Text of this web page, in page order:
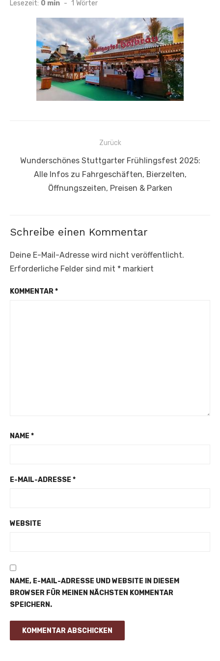
Lesezeit: 0 min - 1 Wörter
Beitragsnavigation
Zurück
Vorheriger
Beitrag:
Wunderschönes Stuttgarter Frühlingsfest 2025:
Alle Infos zu Fahrgeschäften, Bierzelten,
Öffnungszeiten, Preisen & Parken
Schreibe einen Kommentar
Deine E-Mail-Adresse wird nicht veröffentlicht.
Erforderliche Felder sind mit * markiert
KOMMENTAR*
NAME *
E-MAIL-ADRESSE *
WEBSITE
NAME, E-MAIL-ADRESSE UND WEBSITE IN DIESEM
BROWSER FÜR MEINEN NÄCHSTEN KOMMENTAR
SPEICHERN.